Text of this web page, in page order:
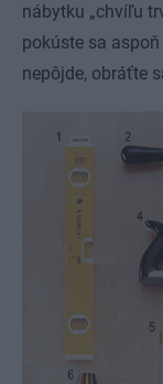
nábytku „chvíľu
pokúste sa
nepôjde, obráťte